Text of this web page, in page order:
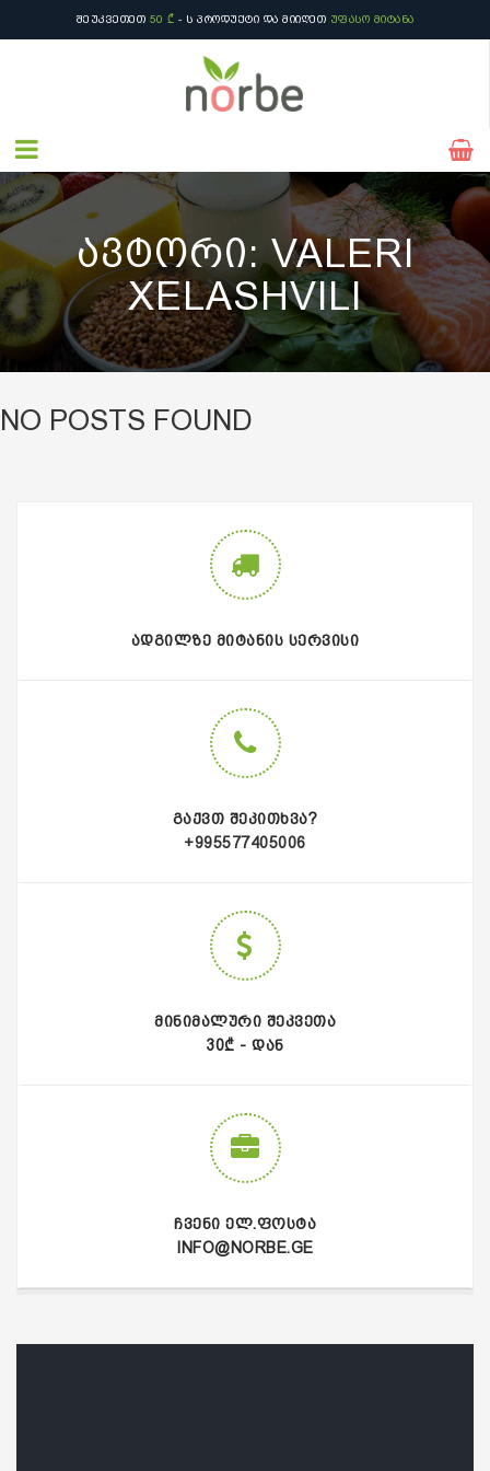
ᲨᲔᲣᲙᲕᲔᲗᲔᲗ 50 ₾ - Ს ᲞᲠᲝᲓᲣᲥᲢᲘ ᲓᲐ ᲛᲘᲘᲦᲔᲗ ᲣᲤᲐᲡᲝ ᲛᲘᲢᲐᲜᲐ
ᲐᲕᲢᲝᲠᲘ:VALERI
XELASHVILI
NO POSTS FOUND
ᲐᲓᲒᲘᲚᲖᲔ ᲛᲘᲢᲐᲜᲘᲡ ᲡᲔᲠᲕᲘᲡᲘ
ᲒᲐᲥᲕᲗ ᲨᲔᲙᲘᲗᲮᲕᲐ?
+995577405006
ᲛᲘᲜᲘᲛᲐᲚᲣᲠᲘ ᲨᲔᲙᲕᲔᲗᲐ
30₾ - ᲓᲐᲜ
ᲩᲕᲔᲜᲘ ᲔᲚ.ᲤᲝᲡᲢᲐ
INFO@NORBE.GE